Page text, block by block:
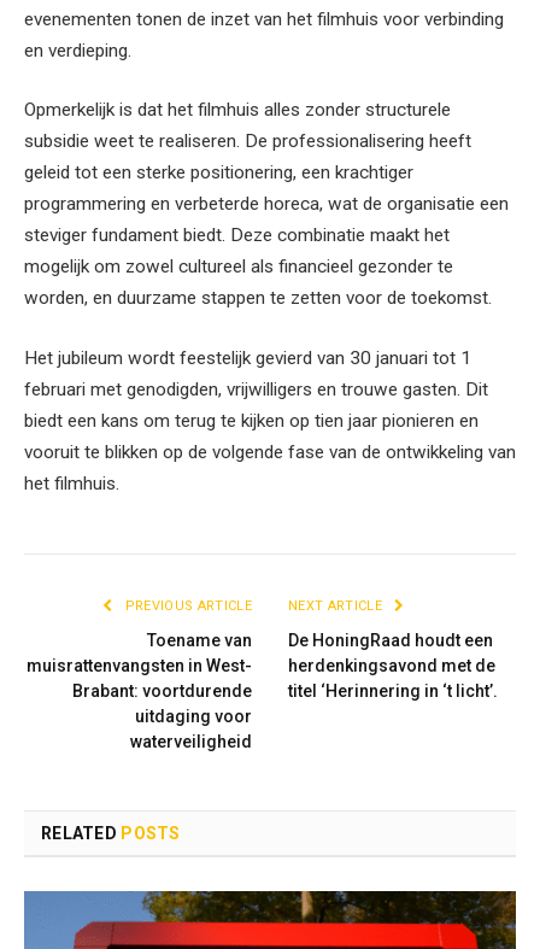
evenementen tonen de inzet van het filmhuis voor verbinding
en verdieping.
Opmerkelijk is dat het filmhuis alles zonder structurele
subsidie weet te realiseren. De professionalisering heeft
geleid tot een sterke positionering, een krachtiger
programmering en verbeterde horeca, wat de organisatie een
steviger fundament biedt. Deze combinatie maakt het
mogelijk om zowel cultureel als financieel gezonder te
worden, en duurzame stappen te zetten voor de toekomst.
Het jubileum wordt feestelijk gevierd van 30 januari tot 1
februari met genodigden, vrijwilligers en trouwe gasten. Dit
biedt een kans om terug te kijken op tien jaar pionieren en
vooruit te blikken op de volgende fase van de ontwikkeling van
het filmhuis.
PREVIOUS ARTICLE
Toename van
muisrattenvangsten in West-
Brabant: voortdurende
uitdaging voor
waterveiligheid
NEXT ARTICLE
De HoningRaad houdt een
herdenkingsavond met de
titel ‘Herinnering in ‘t licht’.
RELATED POSTS